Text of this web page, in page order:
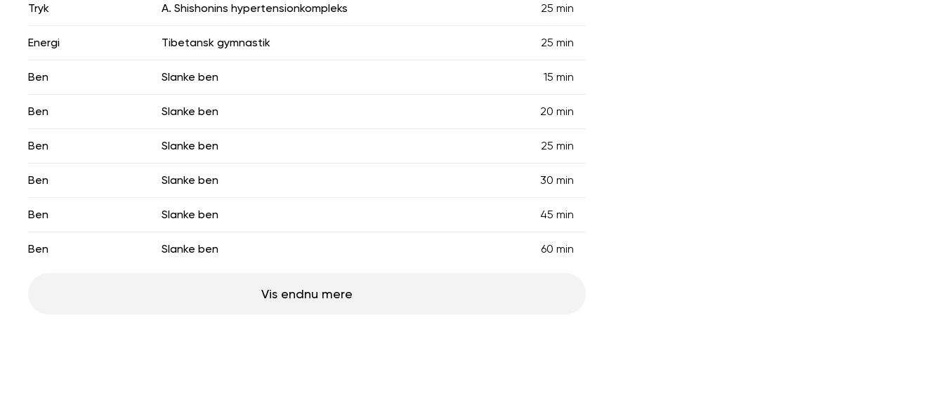
Tryk A. Shishonins hypertensionkompleks 25 min
Energi Tibetansk gymnastik 25 min
Ben Slanke ben 15 min
Ben Slanke ben 20 min
Ben Slanke ben 25 min
Ben Slanke ben 30 min
Ben Slanke ben 45 min
Ben Slanke ben 60 min
Vis endnu mere